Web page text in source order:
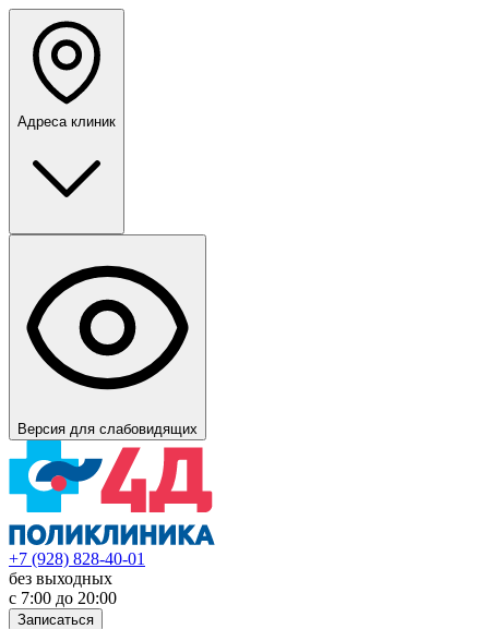
Адреса клиник
Версия для слабовидящих
+7 (928) 828-40-01
без выходных
с 7:00 до 20:00
Записаться